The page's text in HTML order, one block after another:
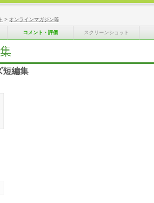
> オンラインマガジン等
コメント・評価 スクリーンショット
短編集